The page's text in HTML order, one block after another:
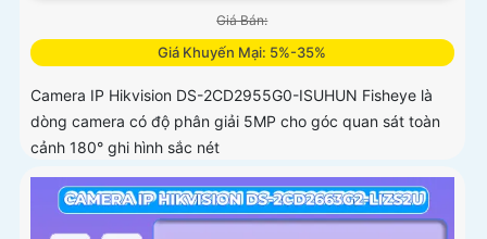
Giá Bán:
Giá Khuyến Mại: 5%-35%
Camera IP Hikvision DS-2CD2955G0-ISUHUN Fisheye là
dòng camera có độ phân giải 5MP cho góc quan sát toàn
cảnh 180° ghi hình sắc nét